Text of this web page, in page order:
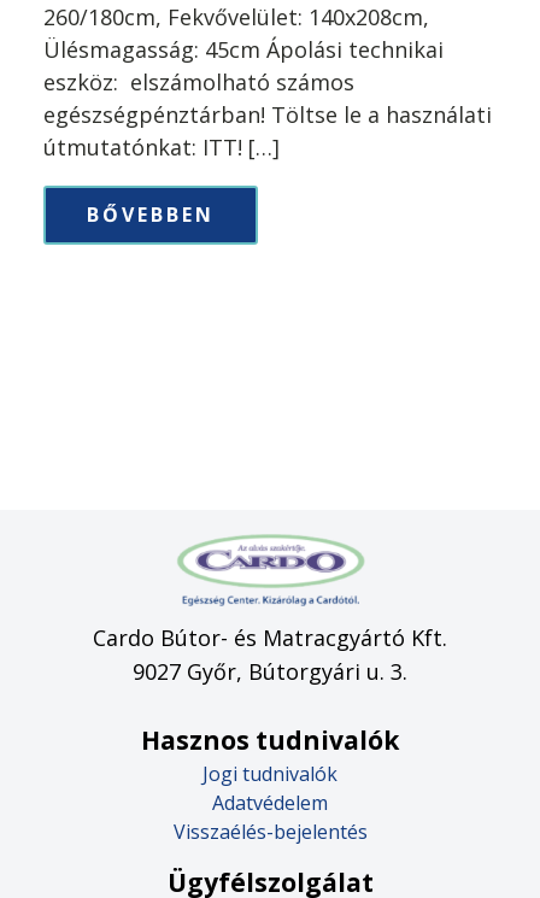
260/180cm, Fekvővelület: 140x208cm,
Ülésmagasság: 45cm Ápolási technikai
eszköz: elszámolható számos
egészségpénztárban! Töltse le a használati
útmutatónkat: ITT! […]
BŐVEBBEN
Cardo Bútor- és Matracgyártó Kft.
9027 Győr, Bútorgyári u. 3.
Hasznos tudnivalók
Jogi tudnivalók
Adatvédelem
Visszaélés-bejelentés
Ügyfélszolgálat